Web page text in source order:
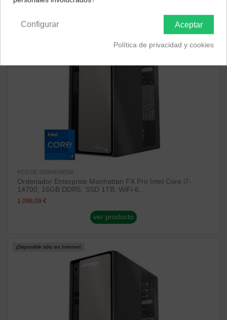
PCS DE SOBREMESA
Ordenador Enterprise Manhattan FX Pro Intel Core i7-
14700, 16GB DDR5, SSD 1TB, WiFi 6,...
1.096,09 €
ver producto
¡Disponible sólo en Internet!
Aceptar
Configurar
Política de privacidad y cookies